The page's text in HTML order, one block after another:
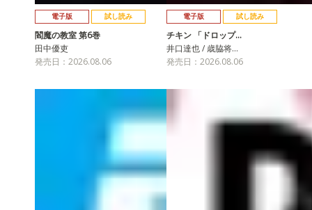
電子版 試し読み
閻魔の教室 第6巻
田中優吏
発売日：2026.08.06
電子版 試し読み
チキン 「ドロップ…
井口達也 / 歳脇将…
発売日：2026.08.06